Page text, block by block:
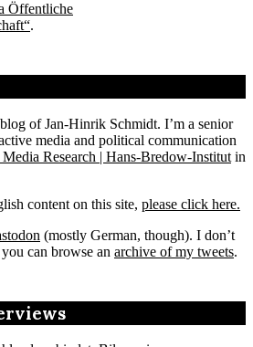
Öffentliche
.
of Jan-Hinrik Schmidt. I’m a senior
media and political communication
Research | Hans-Bredow-Institut in
content on this site, please click here.
(mostly German, though). I don’t
can browse an archive of my tweets.